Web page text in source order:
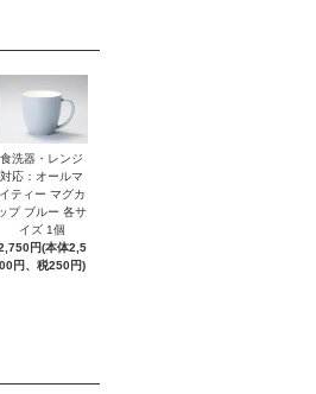
食洗器・レンジ
対応：オールマ
イティー マグカ
プ ブルー 各サ
イズ 1個
円(本体2,5
00円、税250円)